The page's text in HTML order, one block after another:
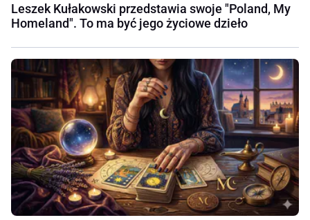
Leszek Kułakowski przedstawia swoje "Poland, My
Homeland". To ma być jego życiowe dzieło